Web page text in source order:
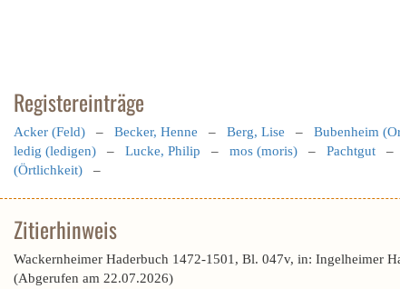
Registereinträge
Acker (Feld) – Becker, Henne – Berg, Lise – Bubenheim
ledig (ledigen) – Lucke, Philip – mos (moris) – Pachtgut –
(Örtlichkeit) –
Zitierhinweis
Wackernheimer Haderbuch 1472-1501, Bl. 047v, in: Ingelheimer
(Abgerufen am 22.07.2026)